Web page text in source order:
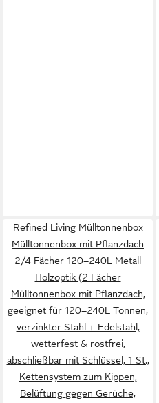
Refined Living Mülltonnenbox
Mülltonnenbox mit Pflanzdach
2/4 Fächer 120–240L Metall
Holzoptik (2 Fächer
Mülltonnenbox mit Pflanzdach,
geeignet für 120–240L Tonnen,
verzinkter Stahl + Edelstahl,
wetterfest & rostfrei,
abschließbar mit Schlüssel, 1 St.,
Kettensystem zum Kippen,
Belüftung gegen Gerüche,